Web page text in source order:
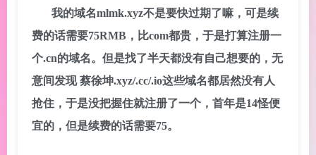
我的域名mlmk.xyz不是要快过期了嘛，可是续
费的话需要75RMB，比com都贵，于是打算注册一
个.cn的域名。但是找了半天都没有自己想要的，无
意间发现 蔡徐坤.xyz/.cc/.io这些域名都居然没有人
抢住，于是没把握住就注册了一个，首年是14怪便
宜的，但是续费的话需要75。